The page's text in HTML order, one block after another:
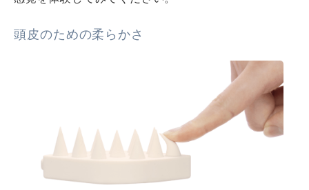
頭皮のための柔らかさ